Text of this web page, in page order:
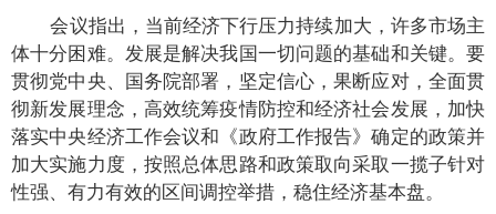
会议指出，当前经济下行压力持续加大，许多市场主
体十分困难。发展是解决我国一切问题的基础和关键。要
贯彻党中央、国务院部署，坚定信心，果断应对，全面贯
彻新发展理念，高效统筹疫情防控和经济社会发展，加快
落实中央经济工作会议和《政府工作报告》确定的政策并
加大实施力度，按照总体思路和政策取向采取一揽子针对
性强、有力有效的区间调控举措，稳住经济基本盘。